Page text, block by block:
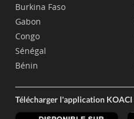
Burkina Faso
Gabon
Congo
Sénégal
Bénin
Télécharger l'application KOACI